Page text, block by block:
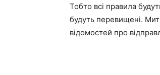
Тобто всі правила
будуть перевищені.
відомостей про